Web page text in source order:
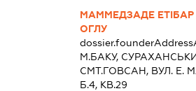
МАММЕДЗАДЕ ЕТІБАР
ОГЛУ
dossier.founderAddress
М.БАКУ,
СМТ.ГОВСАН, ВУЛ. Е.
Б.4, КВ.29